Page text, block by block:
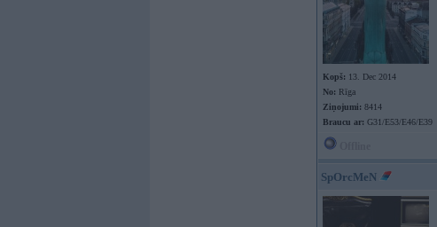
Kopš: 13. Dec 2014
No: Rīga
Ziņojumi: 8414
Braucu ar: G31/E53/E46/E39
SpOrcMeN